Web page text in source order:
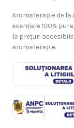
Aromaterapie de la
esențiale 100%
la prețuri
aromaterapie.